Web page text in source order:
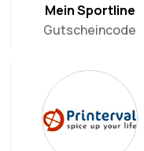
Mein Sportline
Gutscheincode